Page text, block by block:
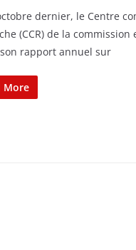
dernier, le Centre
(CCR) de la commission
rapport annuel sur
More